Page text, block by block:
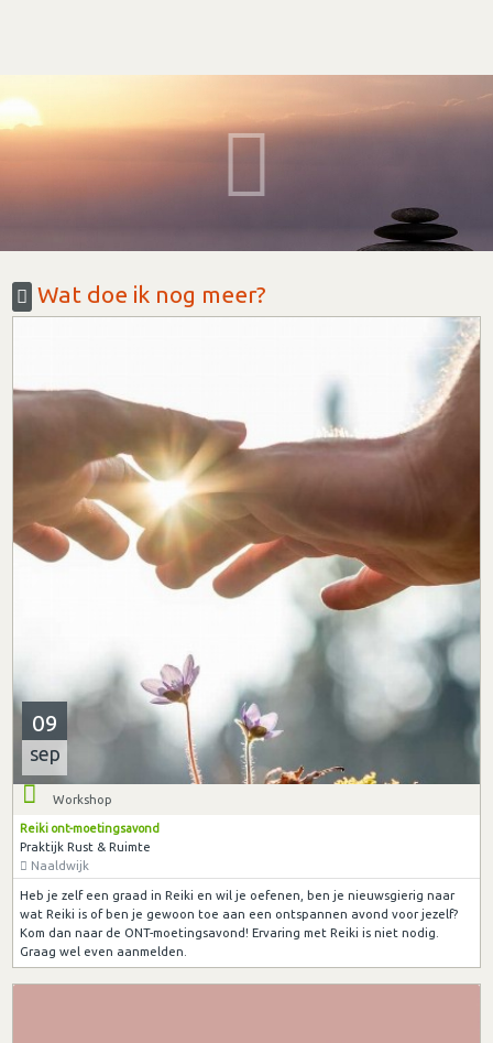
Wat doe ik nog meer?
09
sep
Workshop
Reiki ont-moetingsavond
Praktijk Rust & Ruimte
Naaldwijk
Heb je zelf een graad in Reiki en wil je oefenen, ben je nieuwsgierig naar
wat Reiki is of ben je gewoon toe aan een ontspannen avond voor jezelf?
Kom dan naar de ONT-moetingsavond! Ervaring met Reiki is niet nodig.
Graag wel even aanmelden.